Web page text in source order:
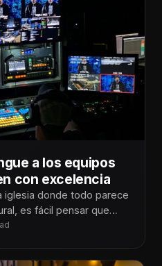
a los equipos
con excelencia
iglesia donde todo parece
es fácil pensar que